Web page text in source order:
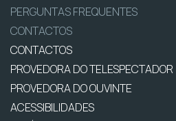
PERGUNTAS FREQUENTES
CONTACTOS
CONTACTOS
PROVEDORA DO TELESPECTADOR
PROVEDORA DO OUVINTE
ACESSIBILIDADES